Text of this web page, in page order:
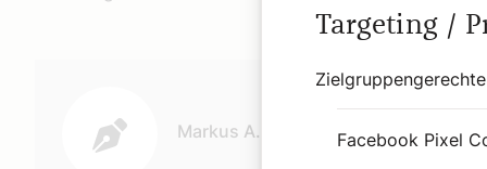
Markus A. Langer
Targeting /
Facebook Pixel